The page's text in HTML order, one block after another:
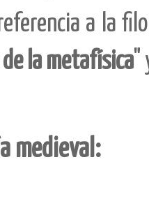
a la
la metafísica"
medieval: